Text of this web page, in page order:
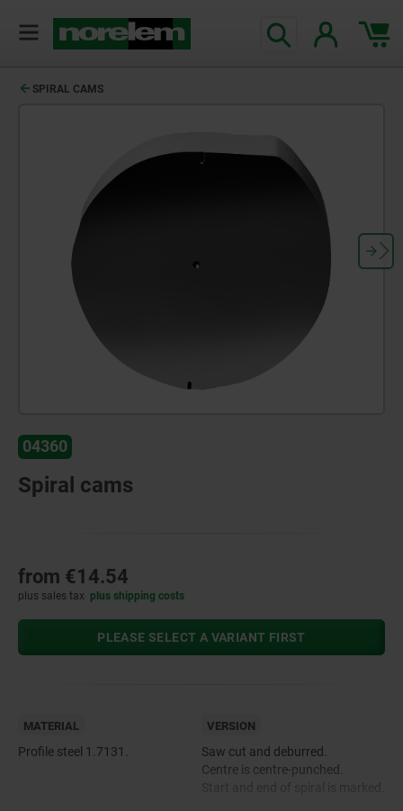
SPIRAL CAMS
04360
Spiral cams
from €14.54
plus sales tax plus shipping costs
PLEASE SELECT A VARIANT FIRST
MATERIAL
Profile steel 1.7131.
VERSION
Saw cut and deburred.
Centre is centre-punched.